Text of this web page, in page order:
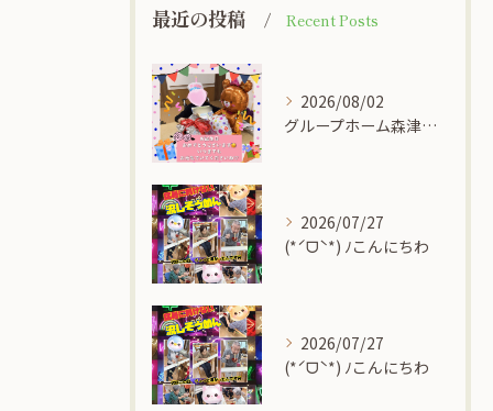
最近の投稿 Recent Posts
2026/08/02
グループホーム森津の里
2026/07/27
(*ˊᗜˋ*) ﾉこんにちわ
2026/07/27
(*ˊᗜˋ*) ﾉこんにちわ